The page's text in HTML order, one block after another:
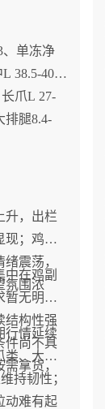
、单冻净
38.5-40、
爪L 27-
排腿8.4-
升，出栏
现；鸡苗
震荡，
氛围浓
中在鸡副
暂无明显
结构性强
件尚不具
拿货，
行情延续
类、大规
持韧性；
动难有起